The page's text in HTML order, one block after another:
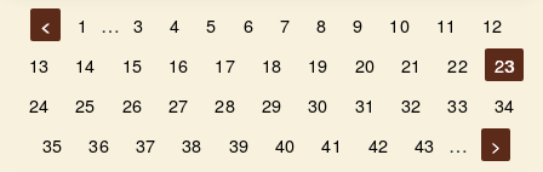
< 1 … 3 4 5 6 7 8 9 10 11
12
13
14 15 16 17 18 19 20 21 22
23
24
25 26 27 28 29 30 31 32 33
34
35
36 37 38 39 40 41 42 43 … >